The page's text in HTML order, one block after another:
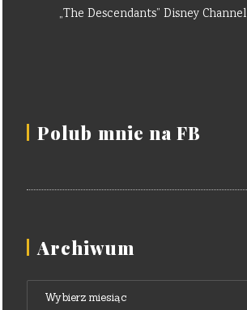
„The Descendants” Disney Channel
Polub mnie na FB
Archiwum
Archiwum